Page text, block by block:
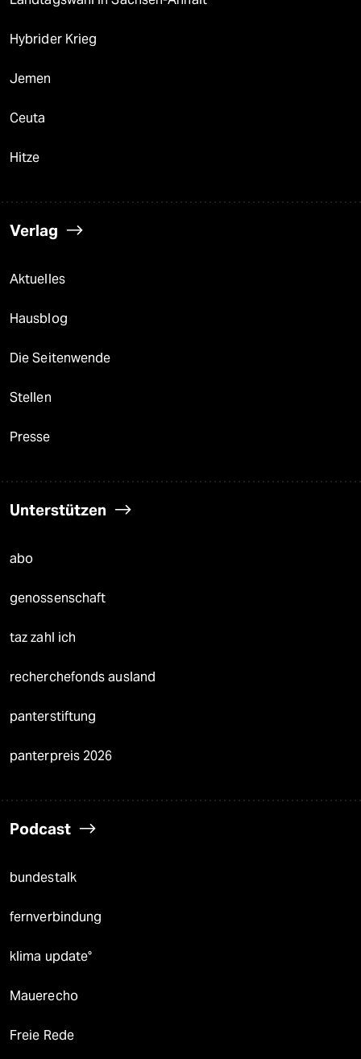
Hybrider Krieg
Jemen
Ceuta
Hitze
Verlag
Aktuelles
Hausblog
Die Seitenwende
Stellen
Presse
Unterstützen
abo
genossenschaft
taz zahl ich
recherchefonds ausland
panterstiftung
panterpreis 2026
Podcast
bundestalk
fernverbindung
klima update°
Mauerecho
Freie Rede